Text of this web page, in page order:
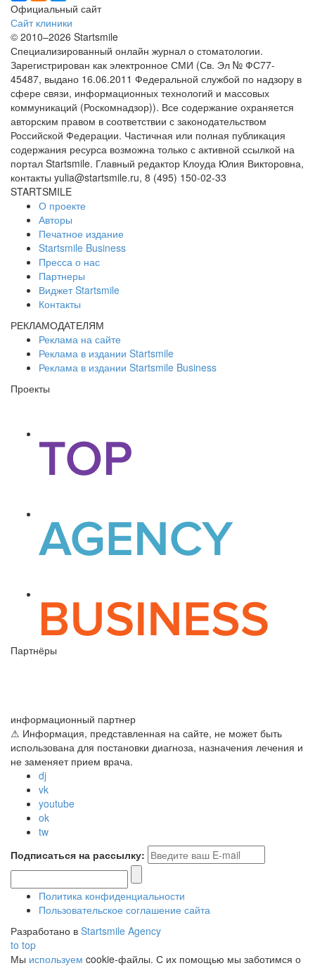
Официальный сайт
Сайт клиники
© 2010–2026 Startsmile
Специализированный онлайн журнал о стоматологии.
Зарегистрирован как электронное СМИ (Св. Эл № ФС77-
45487, выдано 16.06.2011 Федеральной службой по надзору в
сфере связи, информационных технологий и массовых
коммуникаций (Роскомнадзор)). Все содержание охраняется
авторским правом в соответствии с законодательством
Российской Федерации. Частичная или полная публикация
содержания ресурса возможна только с активной ссылкой на
портал Startsmile. Главный редактор Клоуда Юлия Викторовна,
контакты yulia@startsmile.ru, 8 (495) 150-02-33
STARTSMILE
О проекте
Авторы
Печатное издание
Startsmile Business
Пресса о нас
Партнеры
Виджет Startsmile
Контакты
РЕКЛАМОДАТЕЛЯМ
Реклама на сайте
Реклама в издании Startsmile
Реклама в издании Startsmile Business
Проекты
Партнёры
информационный партнер
⚠ Информация, представленная на сайте, не может быть
использована для постановки диагноза, назначения лечения и
не заменяет прием врача.
dj
vk
youtube
ok
tw
Подписаться на рассылку:
Политика конфиденциальности
Пользовательское соглашение сайта
Разработано в Startsmile Agency
to top
Мы используем cookie-файлы. С их помощью мы заботимся о